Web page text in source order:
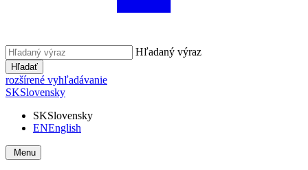
Hľadaný výraz
Hľadať
rozšírené vyhľadávanie
SKSlovensky
SKSlovensky
ENEnglish
Menu